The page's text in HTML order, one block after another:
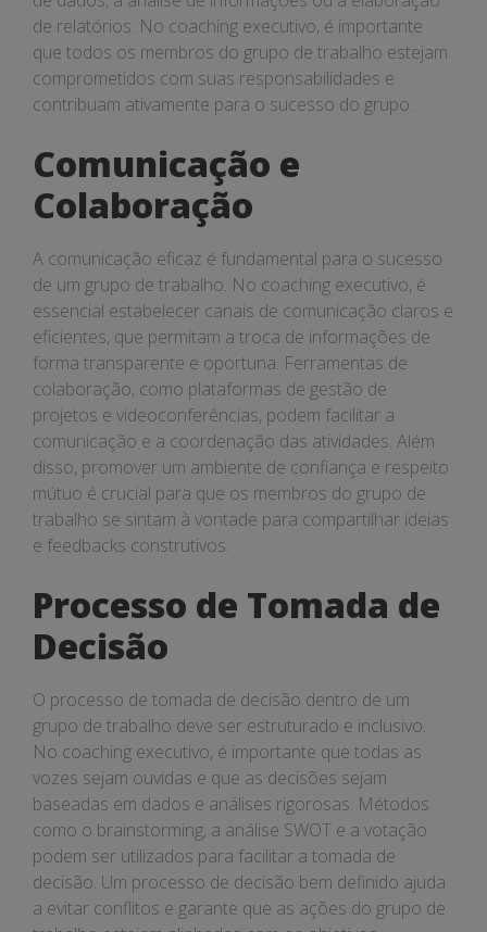
de relatórios. No coaching executivo, é importante
que todos os membros do grupo de trabalho estejam
comprometidos com suas responsabilidades e
contribuam ativamente para o sucesso do grupo.
Comunicação e
Colaboração
A comunicação eficaz é fundamental para o sucesso
de um grupo de trabalho. No coaching executivo, é
essencial estabelecer canais de comunicação claros e
eficientes, que permitam a troca de informações de
forma transparente e oportuna. Ferramentas de
colaboração, como plataformas de gestão de
projetos e videoconferências, podem facilitar a
comunicação e a coordenação das atividades. Além
disso, promover um ambiente de confiança e respeito
mútuo é crucial para que os membros do grupo de
trabalho se sintam à vontade para compartilhar ideias
e feedbacks construtivos.
Processo de Tomada de
Decisão
O processo de tomada de decisão dentro de um
grupo de trabalho deve ser estruturado e inclusivo.
No coaching executivo, é importante que todas as
vozes sejam ouvidas e que as decisões sejam
baseadas em dados e análises rigorosas. Métodos
como o brainstorming, a análise SWOT e a votação
podem ser utilizados para facilitar a tomada de
decisão. Um processo de decisão bem definido ajuda
a evitar conflitos e garante que as ações do grupo de